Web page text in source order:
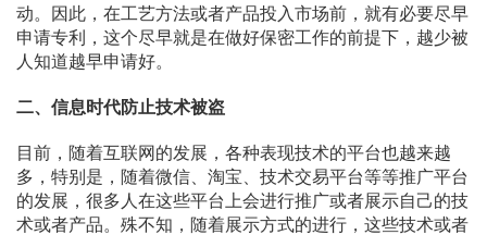
动。因此，在工艺方法或者产品投入市场前，就有必要尽早
申请专利，这个尽早就是在做好保密工作的前提下，越少被
人知道越早申请好。
二、信息时代防止技术被盗
目前，随着互联网的发展，各种表现技术的平台也越来越
多，特别是，随着微信、淘宝、技术交易平台等等推广平台
的发展，很多人在这些平台上会进行推广或者展示自己的技
术或者产品。殊不知，随着展示方式的进行，这些技术或者